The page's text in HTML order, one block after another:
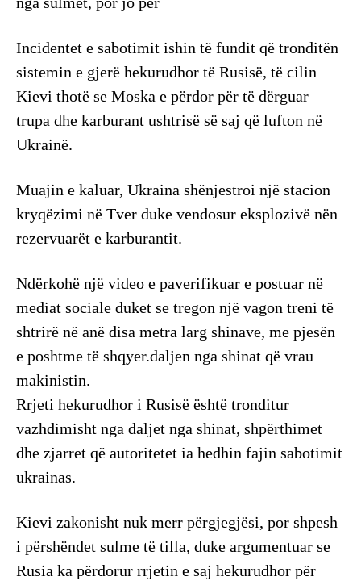
Incidentet e sabotimit ishin të fundit që tronditën
sistemin e gjerë hekurudhor të Rusisë, të cilin
Kievi thotë se Moska e përdor për të dërguar
trupa dhe karburant ushtrisë së saj që lufton në
Ukrainë.
Muajin e kaluar, Ukraina shënjestroi një stacion
kryqëzimi në Tver duke vendosur eksplozivë nën
rezervuarët e karburantit.
Ndërkohë një video e paverifikuar e postuar në
mediat sociale duket se tregon një vagon treni të
shtrirë në anë disa metra larg shinave, me pjesën
e poshtme të shqyer.daljen nga shinat që vrau
makinistin.
Rrjeti hekurudhor i Rusisë është tronditur
vazhdimisht nga daljet nga shinat, shpërthimet
dhe zjarret që autoritetet ia hedhin fajin sabotimit
ukrainas.
Kievi zakonisht nuk merr përgjegjësi, por shpesh
i përshëndet sulme të tilla, duke argumentuar se
Rusia ka përdorur rrjetin e saj hekurudhor për